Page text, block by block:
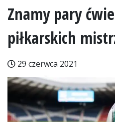
Znamy pary
piłkarskich
29 czerwca 2021